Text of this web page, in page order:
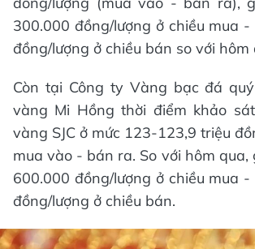
300.000 đồng/lượng ở chiều mua
đồng/lượng ở chiều bán so với hôm
Còn tại Công ty Vàng bạc đá
vàng Mi Hồng thời điểm khảo
vàng SJC ở mức 123-123,9 triệu
mua vào - bán ra. So với hôm
600.000 đồng/lượng ở chiều mua
đồng/lượng ở chiều bán.